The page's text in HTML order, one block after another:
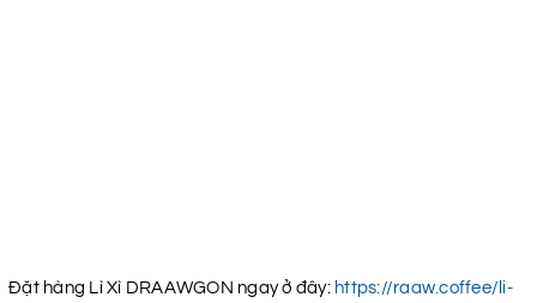
Đặt hàng Lì Xì DRAAWGON ngay ở đây: https://raaw.coffee/li-